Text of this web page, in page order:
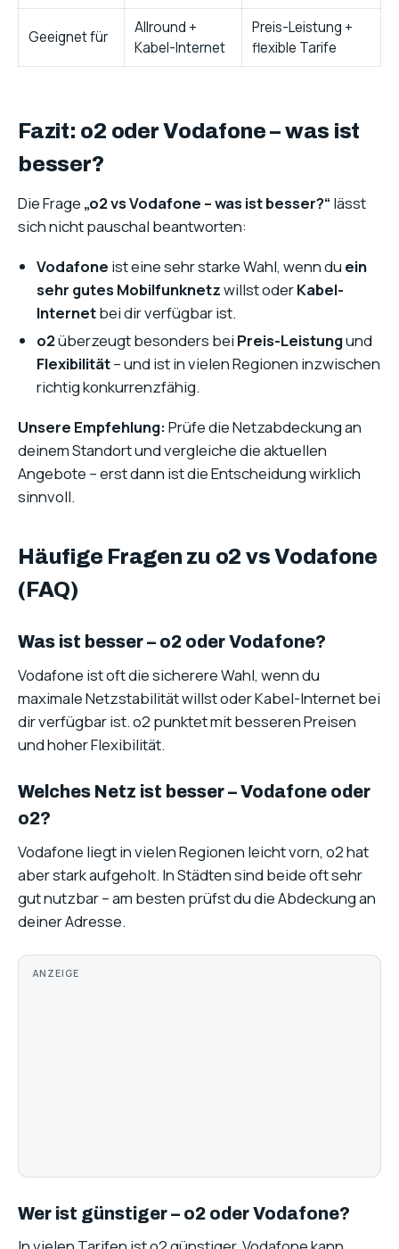
Geeignet für
Allround +
Kabel-Internet
Preis-Leistung +
flexible Tarife
Fazit: o2 oder Vodafone – was ist
besser?
Die Frage „o2 vs Vodafone – was ist besser?“ lässt
sich nicht pauschal beantworten:
Vodafone ist eine sehr starke Wahl, wenn du ein
sehr gutes Mobilfunknetzwillst oderKabel-
Internetbei dir verfügbar ist.
o2überzeugt besonders bei Preis-Leistungund
Flexibilität– und ist in vielen Regionen inzwischen
richtig konkurrenzfähig.
Unsere Empfehlung:Prüfe die Netzabdeckung an
deinem Standort und vergleiche die aktuellen
Angebote – erst dann ist die Entscheidung wirklich
sinnvoll.
Häufige Fragen zu o2 vs Vodafone
(FAQ)
Was ist besser – o2 oder Vodafone?
Vodafone ist oft die sicherere Wahl, wenn du
maximale Netzstabilität willst oder Kabel-Internet bei
dir verfügbar ist. o2 punktet mit besseren Preisen
und hoher Flexibilität.
Welches Netz ist besser – Vodafone oder
o2?
Vodafone liegt in vielen Regionen leicht vorn, o2 hat
aber stark aufgeholt. In Städten sind beide oft sehr
gut nutzbar – am besten prüfst du die Abdeckung an
deiner Adresse.
ANZEIGE
Wer ist günstiger – o2 oder Vodafone?